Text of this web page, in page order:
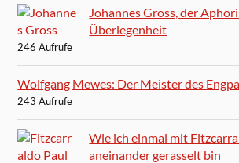
Johannes Gross, der
Überlegenheit
246 Aufrufe
Wolfgang Mewes: Der Meister des
243 Aufrufe
Wie ich einmal mit
aneinander gerasselt bin